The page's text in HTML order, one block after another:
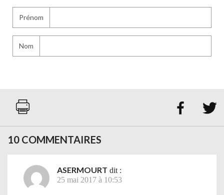
Prénom
Nom
 
10 COMMENTAIRES
ASERMOURT dit :
25 mai 2017 à 10:53